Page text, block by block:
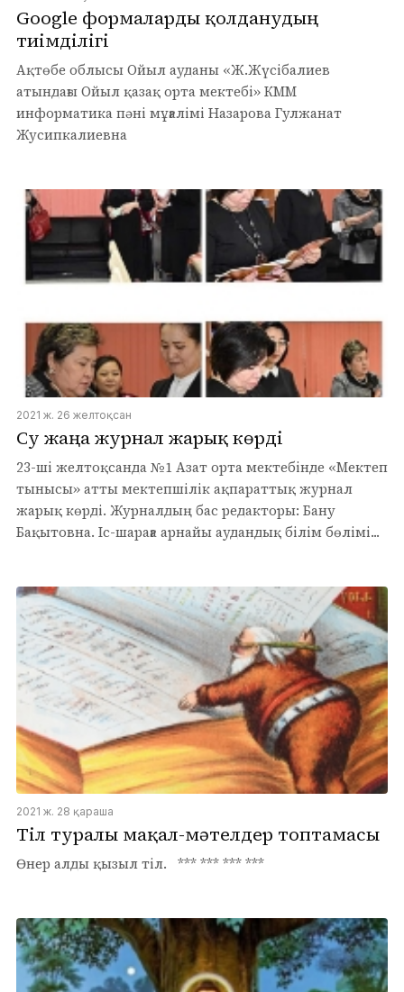
Google формаларды қолданудың
тиімділігі
Ақтөбе облысы Ойыл ауданы «Ж.Жүсібалиев
атындағы Ойыл қазақ орта мектебі» КММ
информатика пәні мұғалімі Назарова Гулжанат
Жусипкалиевна
2021 ж. 26 желтоқсан
Су жаңа журнал жарық көрді
23-ші желтоқсанда №1 Азат орта мектебінде «Мектеп
тынысы» атты мектепшілік ақпараттық журнал
жарық көрді. Журналдың бас редакторы: Бану
Бақытовна. Іс-шараға арнайы аудандық білім бөлімі...
2021 ж. 28 қараша
Тіл туралы мақал-мәтелдер топтамасы
Өнер алды қызыл тіл. *** *** *** ***